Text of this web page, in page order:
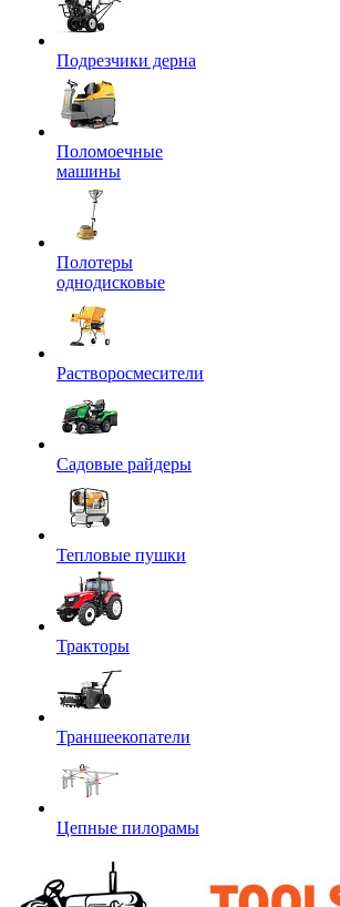
Подрезчики дерна
Поломоечные
машины
Полотеры
однодисковые
Растворосмесители
Садовые райдеры
Тепловые пушки
Тракторы
Траншеекопатели
Цепные пилорамы